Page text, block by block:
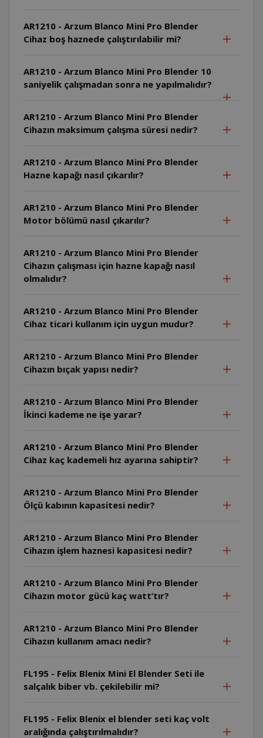
AR1210 - Arzum Blanco Mini Pro Blender
Cihaz boş haznede çalıştırılabilir mi?
AR1210 - Arzum Blanco Mini Pro Blender 10
saniyelik çalışmadan sonra ne yapılmalıdır?
AR1210 - Arzum Blanco Mini Pro Blender
Cihazın maksimum çalışma süresi nedir?
AR1210 - Arzum Blanco Mini Pro Blender
Hazne kapağı nasıl çıkarılır?
AR1210 - Arzum Blanco Mini Pro Blender
Motor bölümü nasıl çıkarılır?
AR1210 - Arzum Blanco Mini Pro Blender
Cihazın çalışması için hazne kapağı nasıl
olmalıdır?
AR1210 - Arzum Blanco Mini Pro Blender
Cihaz ticari kullanım için uygun mudur?
AR1210 - Arzum Blanco Mini Pro Blender
Cihazın bıçak yapısı nedir?
AR1210 - Arzum Blanco Mini Pro Blender
İkinci kademe ne işe yarar?
AR1210 - Arzum Blanco Mini Pro Blender
Cihaz kaç kademeli hız ayarına sahiptir?
AR1210 - Arzum Blanco Mini Pro Blender
Ölçü kabının kapasitesi nedir?
AR1210 - Arzum Blanco Mini Pro Blender
Cihazın işlem haznesi kapasitesi nedir?
AR1210 - Arzum Blanco Mini Pro Blender
Cihazın motor gücü kaç watt’tır?
AR1210 - Arzum Blanco Mini Pro Blender
Cihazın kullanım amacı nedir?
FL195 - Felix Blenix Mini El Blender Seti ile
salçalık biber vb. çekilebilir mi?
FL195 - Felix Blenix el blender seti kaç volt
aralığında çalıştırılmalıdır?